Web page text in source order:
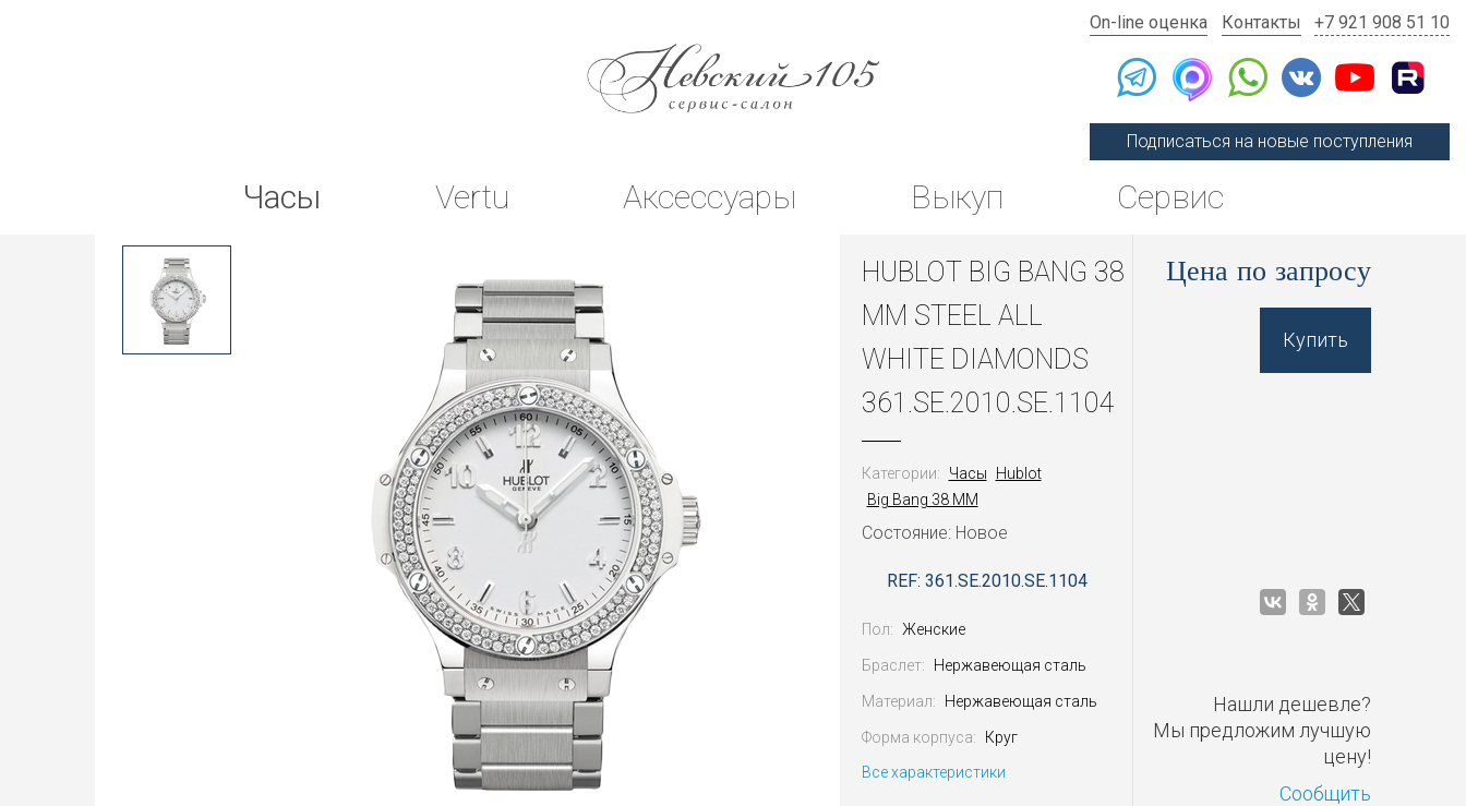
On-line оценка Контакты +7 921 908 51 10
Подписаться на новые поступления
Часы Vertu Аксессуары Выкуп Сервис
HUBLOT BIG BANG 38
MM STEEL ALL
WHITE DIAMONDS
361.SE.2010.SE.1104
Категории: Часы
Hublot
Big Bang 38 MM
Состояние: Новое
REF: 361.SE.2010.SE.1104
Пол: Женские
Браслет: Нержавеющая сталь
Материал: Нержавеющая сталь
Форма корпуса:
Круг
Все характеристики
Цена по запросу
Купить
Нашли дешевле?
Мы предложим лучшую
цену!
Сообщить